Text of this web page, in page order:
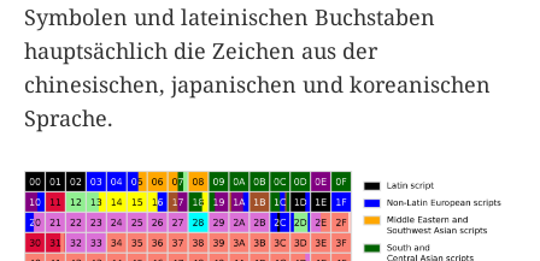
Symbolen und lateinischen Buchstaben
hauptsächlich die Zeichen aus der
chinesischen, japanischen und koreanischen
Sprache.